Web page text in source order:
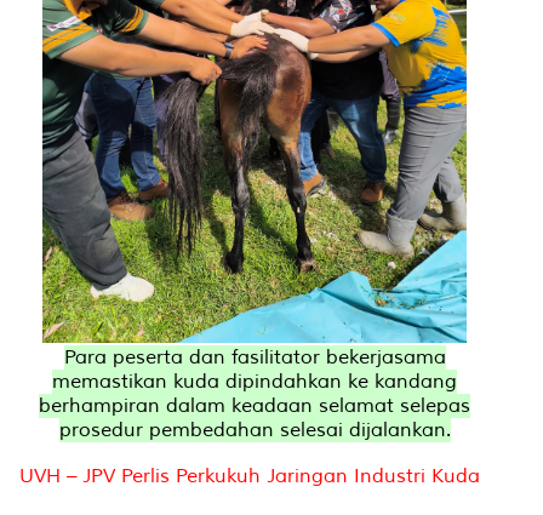
Para peserta dan fasilitator bekerjasama
memastikan kuda dipindahkan ke kandang
berhampiran dalam keadaan selamat selepas
prosedur pembedahan selesai dijalankan.
UVH – JPV Perlis Perkukuh Jaringan Industri Kuda